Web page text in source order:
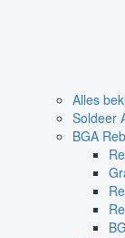
Alles
Soldeer
BGA